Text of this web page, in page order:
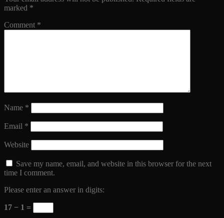
marked *
Comment *
Name *
Email *
Website
Save my name, email, and website in this browser for the next
time I comment.
Please enter an answer in digits:
17 − 1 =